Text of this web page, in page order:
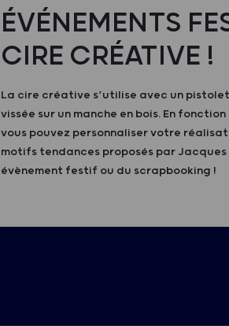
ÉVÉNEMENTS
CIRE CRÉATIVE !
La cire créative s’utilise avec un
vissée sur un manche en bois. En
vous pouvez personnaliser votre
motifs tendances proposés par
évènement festif ou du scrapbooking !